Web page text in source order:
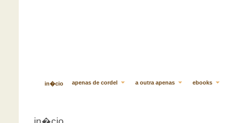
in�cio apenas de cordel a outra apenas ebooks